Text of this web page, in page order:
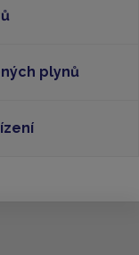
plynů